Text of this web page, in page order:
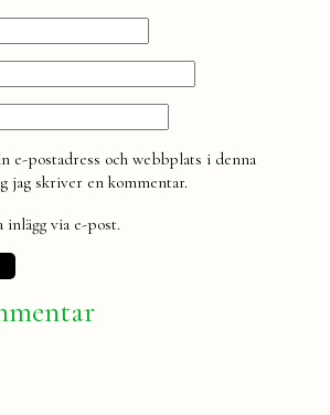
e-postadress och webbplats i denna
jag skriver en kommentar.
inlägg via e-post.